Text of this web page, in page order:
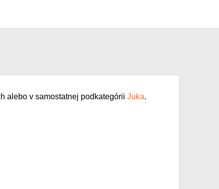
alebo v samostatnej podkategórii Juka.